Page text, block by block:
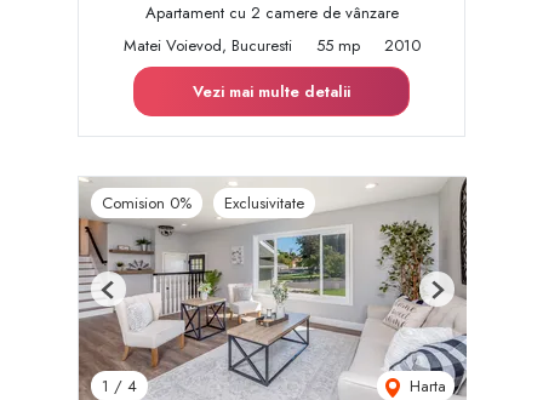
Apartament cu 2 camere de vânzare
Matei Voievod, Bucuresti
55 mp
2010
Vezi mai multe detalii
Comision 0% Exclusivitate
1 / 4 Harta
Previous Next